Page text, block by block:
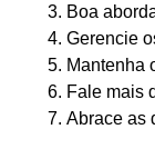
Boa
Gerencie
Mantenha
Fale mais
Abrace as